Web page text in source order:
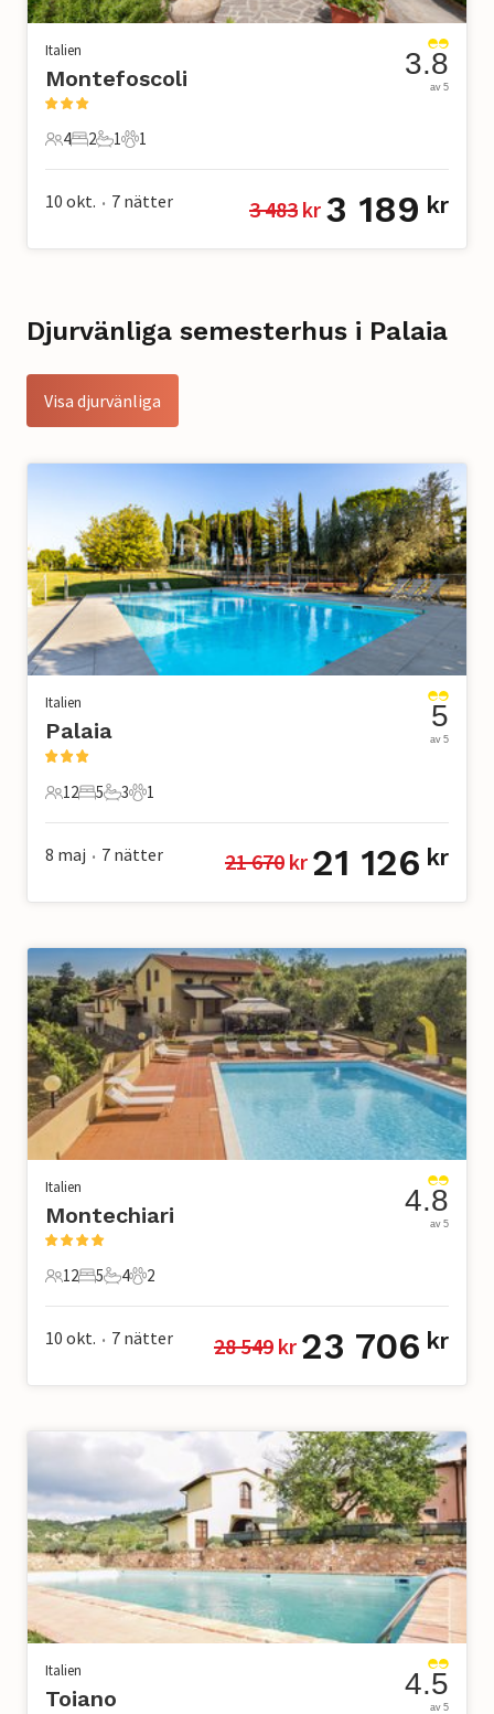
Italien
Montefoscoli
4 Gäster
4
2 Sovrum
2
1 Badrum
1
1 Husdjur
1
3.8
av 5
10 okt. • 7 nätter 3 483 kr 3 189 kr
Djurvänliga semesterhus i Palaia
Visa djurvänliga
Italien
Palaia
12 Gäster
12
5 Sovrum
5
3 Badrum
3
1 Husdjur
1
5
av 5
8 maj • 7 nätter 21 670 kr 21 126 kr
Italien
Montechiari
12 Gäster
12
5 Sovrum
5
4 Badrum
4
2 Husdjur
2
4.8
av 5
10 okt. • 7 nätter 28 549 kr 23 706 kr
Italien
Toiano 4.5
av 5